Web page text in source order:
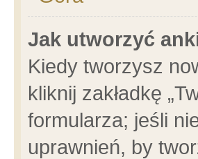
Jak utworzyć
Kiedy tworzysz
kliknij zakładkę
formularza; jeśli
uprawnień, by